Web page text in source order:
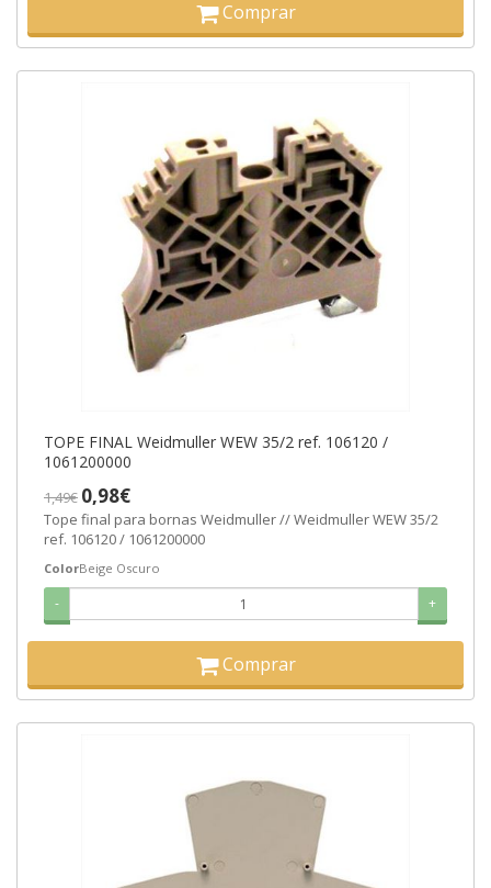
Comprar
TOPE FINAL Weidmuller WEW 35/2 ref. 106120 /
1061200000
1,49€ 0,98€
Tope final para bornas Weidmuller // Weidmuller WEW 35/2
ref. 106120 / 1061200000
ColorBeige Oscuro
- +
Comprar